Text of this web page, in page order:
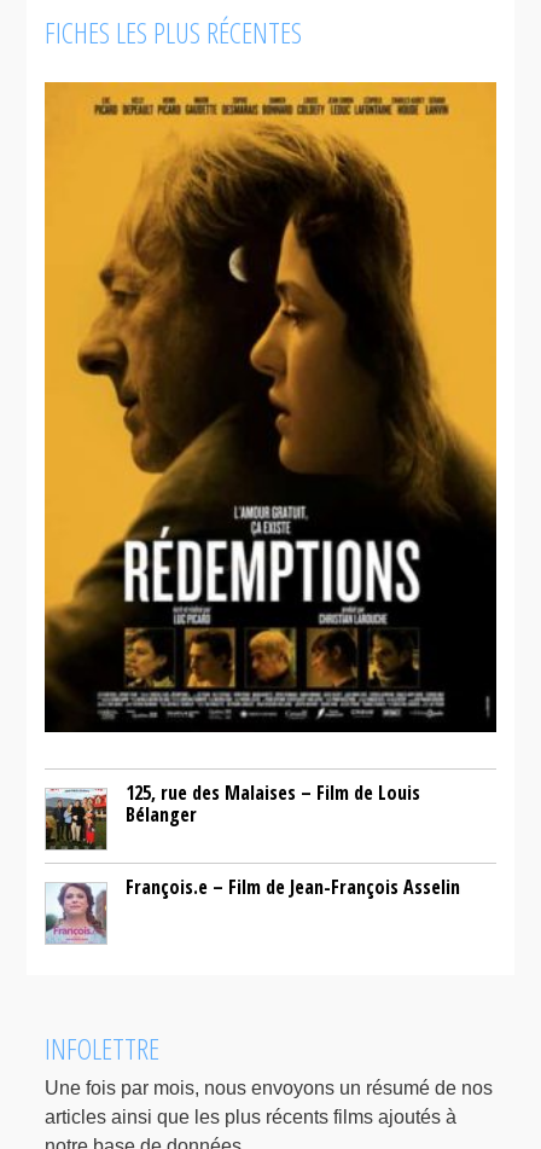
FICHES LES PLUS RÉCENTES
125, rue des Malaises – Film de Louis
Bélanger
François.e – Film de Jean-François Asselin
INFOLETTRE
Une fois par mois, nous envoyons un résumé de nos
articles ainsi que les plus récents films ajoutés à